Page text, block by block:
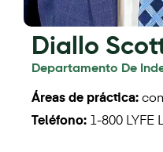
Diallo
Departamento De
Áreas de práctica:
Teléfono: 1-800 LYFE